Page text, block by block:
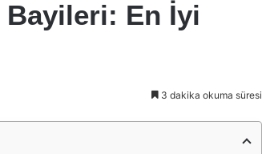
Bayileri: En İyi
3 dakika okuma süresi